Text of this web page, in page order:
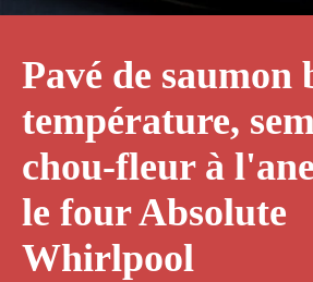
Pavé de saumon
température,
chou-fleur à
le four Absolute
Whirlpool